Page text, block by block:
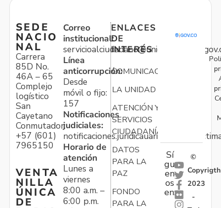
SEDE
NACIO
NAL
Carrera
85D No.
46A – 65
Complejo
logístico
San
Cayetano
Conmutador:
+57 (601)
7965150
VENTA
NILLA
ÚNICA
DE
Correo
institucional:
Línea
anticorrupción:
Desde
móvil o fijo:
157
Notificaciones
judiciales:
Horario de
atención
Lunes a
viernes
8:00 a.m. –
6:00 p.m.
ENLACES
DE
INTERÉS
COMUNICACIONES
LA UNIDAD
ATENCIÓN Y
SERVICIOS
CIUDADANÍA
DATOS
PARA LA
PAZ
FONDO
PARA LA
Sí
gu
en
os
en:
©
Copyrigth
2023
-